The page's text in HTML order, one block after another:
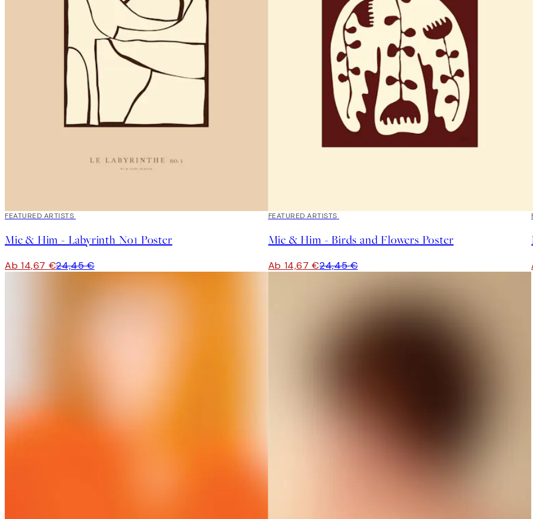
40%*
FEATURED ARTISTS
Mie & Him - Labyrinth No1 Poster
Ab 14,67 €24,45 €
40%*
FEATURED ARTISTS
Mie & Him - Birds and Flowers Poster
Ab 14,67 €24,45 €